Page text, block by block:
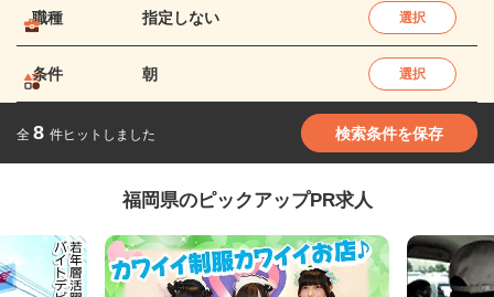
職種 指定しない 選択
条件 朝 選択
全 8 件ヒットしました 検索条件を保存
福岡県のピックアップPR求人